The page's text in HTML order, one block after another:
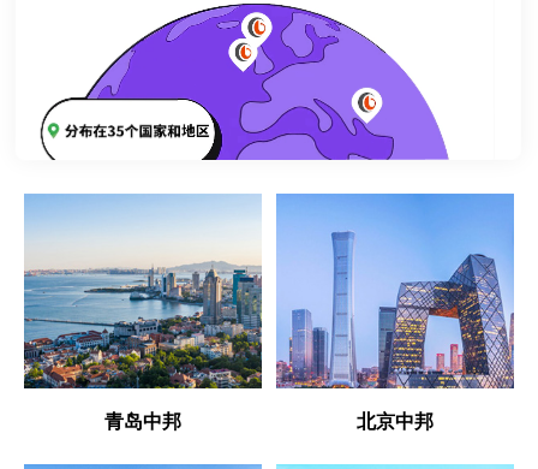
青岛中邦 北京中邦